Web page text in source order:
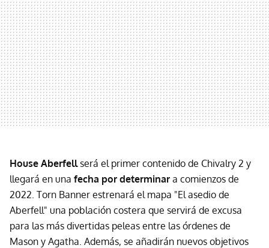
House Aberfellserá el primer contenido de Chivalry 2 y
llegará en una fecha por determinar a comienzos de
2022. Torn Banner estrenará el mapa "El asedio de
Aberfell" una población costera que servirá de excusa
para las más divertidas peleas entre las órdenes de
Mason y Agatha. Además, se añadirán nuevos objetivos